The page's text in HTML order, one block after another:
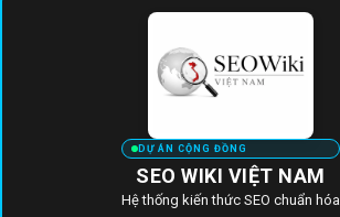
DỰ ÁN CỘNG ĐỒNG
SEO WIKI VIỆT NAM
Hệ thống kiến thức SEO chuẩn hóa